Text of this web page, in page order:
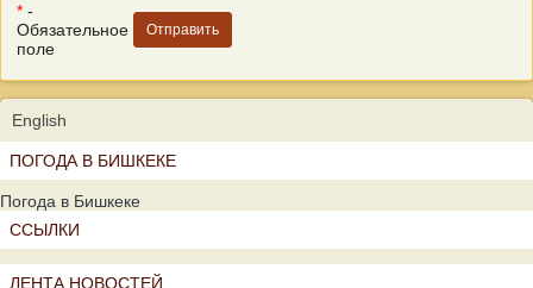
* -
Обязательное
поле
English
ПОГОДА В БИШКЕКЕ
Погода в Бишкеке
ССЫЛКИ
ЛЕНТА НОВОСТЕЙ